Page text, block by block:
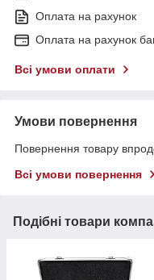
Оплата на рахунок
Оплата на рахунок
Всі умови оплати
Умови повернення
Повернення товару
Всі умови повернення
Подібні товари